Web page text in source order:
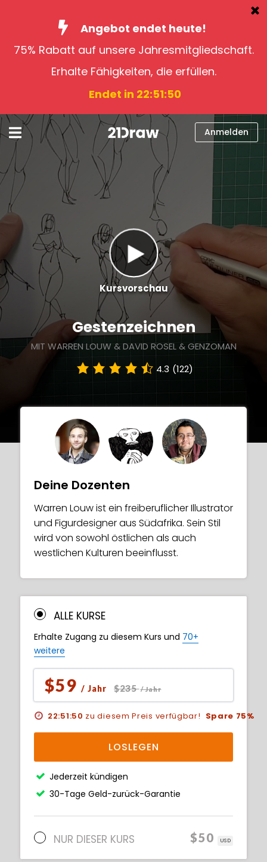
Angebot endet heute!
75% Rabatt auf unsere Jahresmitgliedschaft.
Erhalte Fähigkeiten, die erfüllen.
Endet in 22:51:49
Kurse
Hilfe
Blog
Über uns
Anmelden
Deutsch
Anmelden
Kursvorschau
Gestenzeichnen
MIT WARREN LOUW & DAVID ROSEL & GENZOMAN
4.3 (122)
Deine Dozenten
Warren Louw ist ein freiberuflicher Illustrator
und Figurdesigner aus Südafrika. Sein Stil
wird von sowohl östlichen als auch
westlichen Kulturen beeinflusst.
ALLE KURSE
Erhalte Zugang zu diesem Kurs und 70+
weitere
$59 / Jahr $235/ Jahr
22:51:49 zu diesem Preis verfügbar! Spare 75%
LOSLEGEN
Jederzeit kündigen
30-Tage Geld-zurück-Garantie
NUR DIESER KURS $50 USD